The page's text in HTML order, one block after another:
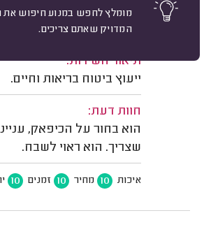
מומלץ לחפש במנוע חיפוש את
המדויק שאתם צריכים.
שלומי סלם, תל אביב.
משוב: 14/11/2024
תיאור השירות:
ייעוץ ביטוח בריאות וחיים.
חוות דעת:
הוא בחור על הכיפאק,
שצריך. הוא ראוי לשבח.
איכות 10 מחיר 10 זמנים 10
10